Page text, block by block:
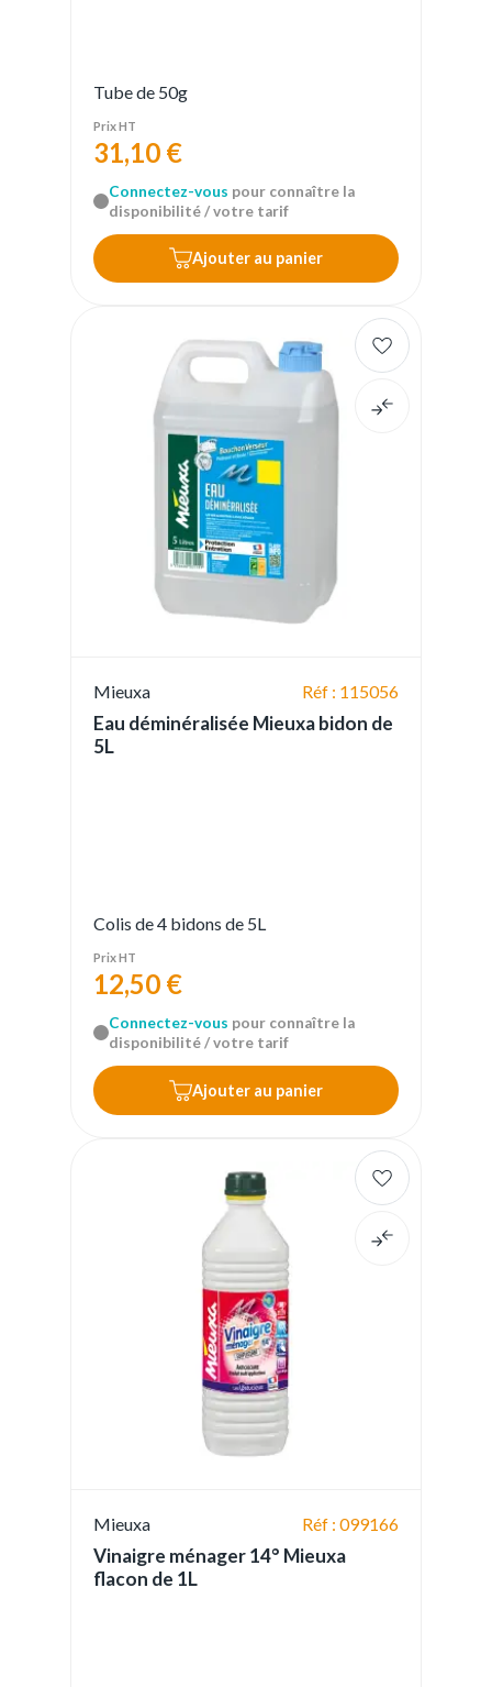
Tube de 50g
Prix HT
31,10 €
Connectez-vous pour connaître la
disponibilité / votre tarif
Ajouter au panier
Mieuxa Réf : 115056
Eau déminéralisée Mieuxa bidon de
5L
Colis de 4 bidons de 5L
Prix HT
12,50 €
Connectez-vous pour connaître la
disponibilité / votre tarif
Ajouter au panier
Mieuxa Réf : 099166
Vinaigre ménager 14° Mieuxa
flacon de 1L